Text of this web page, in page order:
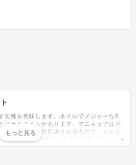
化粧を意味します。ネイルでメジャーな2
ジェルネイルがあります。マニキュアはポ
てネイルを自然乾燥させるもので、ジェル
塗り、専用のUVライトなどを使ってジェル
違いは乾く時間で、マニキュアは乾燥に